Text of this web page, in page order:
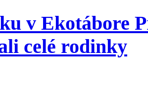
v Ekotábore
celé rodinky